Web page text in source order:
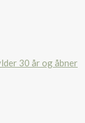
30 år og åbner